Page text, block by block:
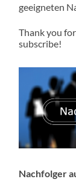
geeigneten
Thank you
subscribe!
Nachfolger